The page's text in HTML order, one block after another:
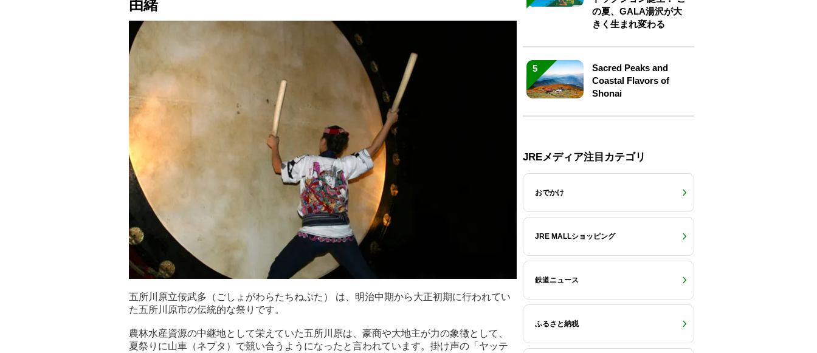
由緒
五所川原立佞武多（ごしょがわらたちねぷた） は、明治中期から大正初期に行われてい
た五所川原市の伝統的な祭りです。
農林水産資源の中継地として栄えていた五所川原は、豪商や大地主が力の象徴として、
夏祭りに山車（ネプタ）で競い合うようになったと言われています。掛け声の「ヤッテ
の夏、GALA湯沢が大
きく生まれ変わる
5
Sacred Peaks and
Coastal Flavors of
Shonai
JREメディア注目カテゴリ
おでかけ
JRE MALLショッピング
鉄道ニュース
ふるさと納税